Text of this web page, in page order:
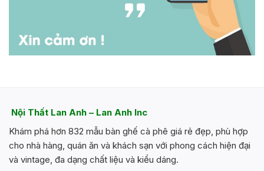
Nội Thất Lan Anh – Lan Anh Inc
Khám phá hơn 832 mẫu bàn ghế cà phê giá rẻ đẹp, phù hợp
cho nhà hàng, quán ăn và khách sạn với phong cách hiện đại
và vintage, đa dạng chất liệu và kiểu dáng.